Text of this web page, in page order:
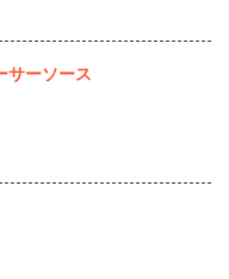
サーソース